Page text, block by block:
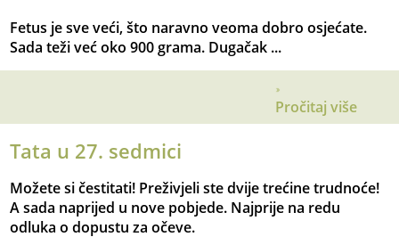
Fetus je sve veći, što naravno veoma dobro osjećate.
Sada teži već oko 900 grama. Dugačak ...
Pročitaj više
Tata u 27. sedmici
Možete si čestitati! Preživjeli ste dvije trećine trudnoće!
A sada naprijed u nove pobjede. Najprije na redu
odluka o dopustu za očeve.